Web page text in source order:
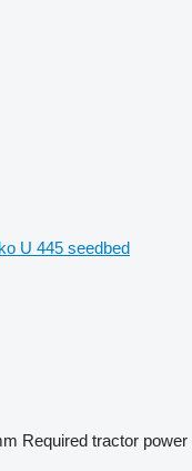
U 445 seedbed
Required tractor power